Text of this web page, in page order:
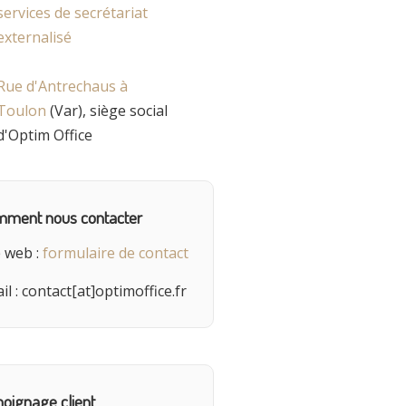
d'Antrechaus à
(Var), siège social
Office
nous contacter
web : formulaire de contact
: contact[at]optimoffice.fr
client